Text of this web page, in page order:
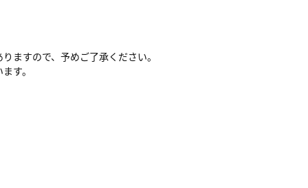
ますので、予めご了承ください。
す。